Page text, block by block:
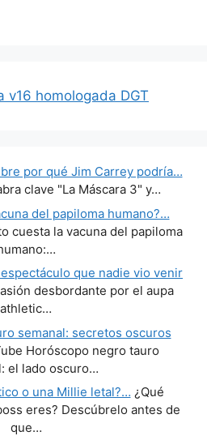
v16 homologada DGT
por qué Jim Carrey podría…
clave "La Máscara 3" y…
del papiloma humano?…
cuesta la vacuna del papiloma
que nadie vio venir
desbordante por el aupa
athletic…
semanal: secretos oscuros
Horóscopo negro tauro
el lado oscuro…
o una Millie letal?… ¿Qué
eres? Descúbrelo antes de
que…